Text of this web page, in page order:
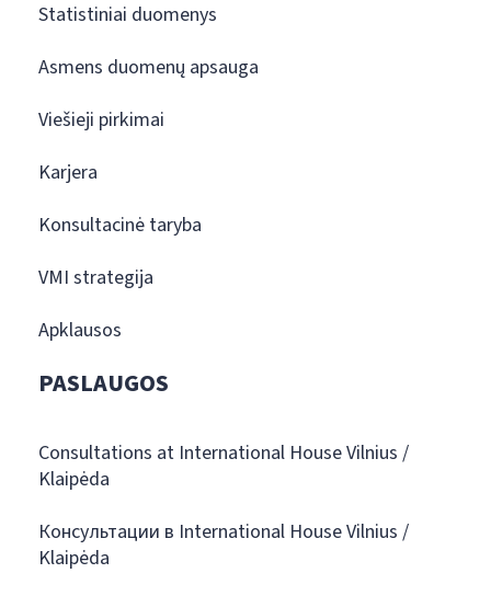
Statistiniai duomenys
Asmens duomenų apsauga
Viešieji pirkimai
Karjera
Konsultacinė taryba
VMI strategija
Apklausos
PASLAUGOS
Consultations at International House Vilnius /
Klaipėda
Консультации в International House Vilnius /
Klaipėda